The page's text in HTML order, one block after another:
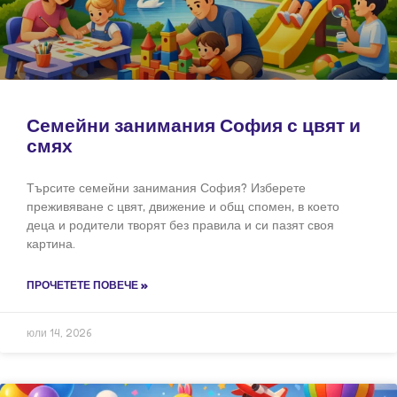
Семейни занимания София с цвят и
смях
Търсите семейни занимания София? Изберете
преживяване с цвят, движение и общ спомен, в което
деца и родители творят без правила и си пазят своя
картина.
ПРОЧЕТЕТЕ ПОВЕЧЕ »
юли 14, 2026